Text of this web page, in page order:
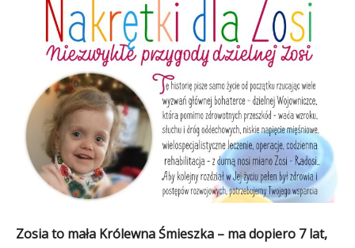
Zosia to mała Królewna Śmieszka – ma dopiero 7 lat,